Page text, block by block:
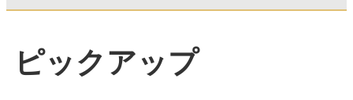
ピックアップ